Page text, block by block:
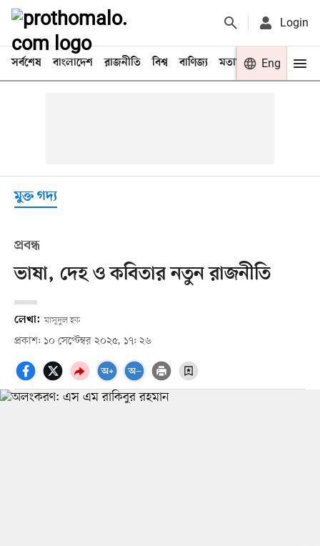
Login
সর্বশেষ বাংলাদেশ রাজনীতি বিশ্ব বাণিজ্য মতামত খেলা
Eng
মুক্ত গদ্য
প্রবন্ধ
ভাষা, দেহ ও কবিতার নতুন রাজনীতি
লেখা: মাসুদুল হক
প্রকাশ: ১০ সেপ্টেম্বর ২০২৫, ১৭: ২৬